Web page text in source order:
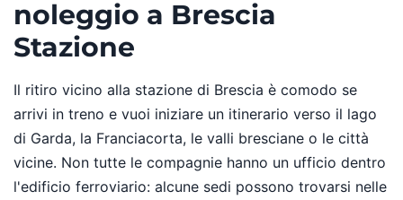
noleggio a Brescia
Stazione
Il ritiro vicino alla stazione di Brescia è comodo se
arrivi in treno e vuoi iniziare un itinerario verso il lago
di Garda, la Franciacorta, le valli bresciane o le città
vicine. Non tutte le compagnie hanno un ufficio dentro
l'edificio ferroviario: alcune sedi possono trovarsi nelle